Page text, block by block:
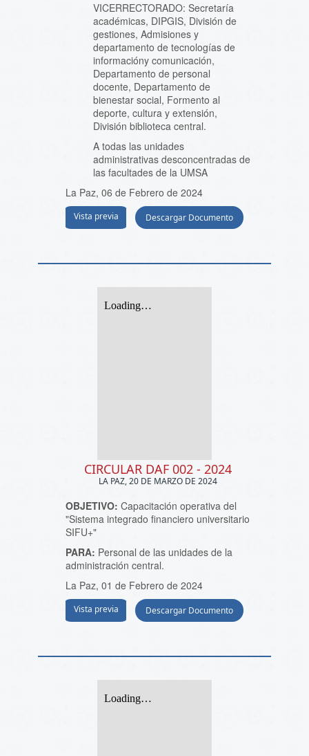
VICERRECTORADO: Secretaría
académicas, DIPGIS, División de
gestiones, Admisiones y
departamento de tecnologías de
informacióny comunicación,
Departamento de personal
docente, Departamento de
bienestar social, Formento al
deporte, cultura y extensión,
División biblioteca central.
A todas las unidades
administrativas desconcentradas de
las facultades de la UMSA
La Paz, 06 de Febrero de 2024
Vista previa Descargar Documento
CIRCULAR DAF 002 - 2024
LA PAZ, 20 DE MARZO DE 2024
OBJETIVO: Capacitación operativa del
"Sistema integrado financiero universitario
SIFU+"
PARA: Personal de las unidades de la
administración central.
La Paz, 01 de Febrero de 2024
Vista previa Descargar Documento